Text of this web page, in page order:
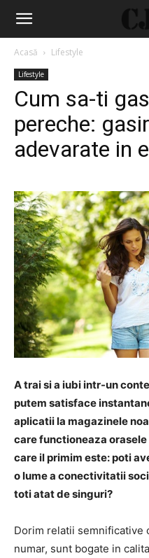
Acasă Lifestyle
Lifestyle
Cum sa-ti
pereche:
adevarate in
A trai si a iubi intr-un
putem satisface
aplicatii la magazinele
care functioneaza
care il primim este: poti
o lume a conectivitatii
toti atat de singuri?
Dorim relatii semnificative
numar, sunt bogate in